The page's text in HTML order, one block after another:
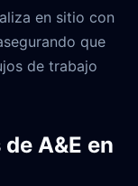
en sitio con
que
de trabajo
A&E en